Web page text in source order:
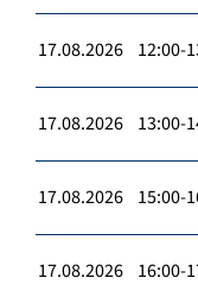
17.08.2026 12:00-
17.08.2026 13:00-
17.08.2026 15:00-
17.08.2026 16:00-